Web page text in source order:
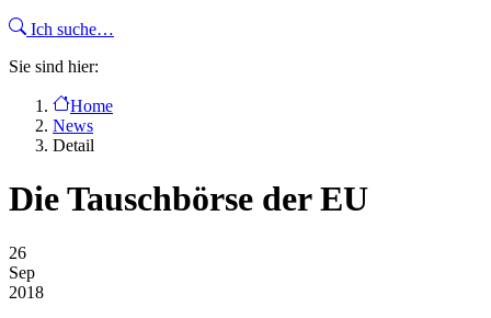
Ich suche…
Sie sind hier:
Home
News
Detail
Die Tauschbörse der EU
26
Sep
2018